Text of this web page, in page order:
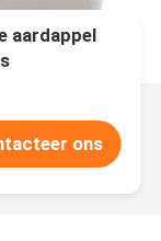
aardappel
ons